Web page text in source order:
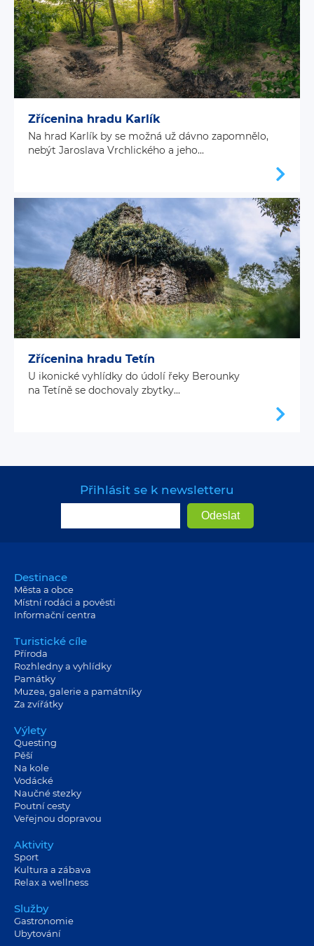
Zřícenina hradu Karlík
Na hrad Karlík by se možná už dávno zapomnělo,
nebýt Jaroslava Vrchlického a jeho...
Zřícenina hradu Tetín
U ikonické vyhlídky do údolí řeky Berounky
na Tetíně se dochovaly zbytky...
Přihlásit se k newsletteru
Destinace
Města a obce
Místní rodáci a pověsti
Informační centra
Turistické cíle
Příroda
Rozhledny a vyhlídky
Památky
Muzea, galerie a památníky
Za zvířátky
Výlety
Questing
Pěší
Na kole
Vodácké
Naučné stezky
Poutní cesty
Veřejnou dopravou
Aktivity
Sport
Kultura a zábava
Relax a wellness
Služby
Gastronomie
Ubytování